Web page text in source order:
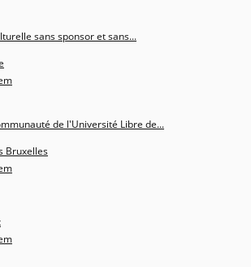
sans sponsor et sans...
de l'Université Libre de...
Bruxelles